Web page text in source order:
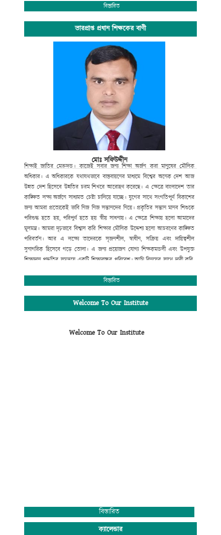
অপ্রতিরোধ্য অগ্রযাত্রায় এগিয়ে যাচ্ছে বাংলাদেশের শিক্ষা ব্যবস্থা। বিদ্যালয়ে গতানুগতিক
শিক্ষার্থীদের উৎসাহ প্রদানেও উক্ত শিক্ষাপ্রতিষ্ঠান বদ্ধপরিকর।
সাংস্কৃতিক বিকাশ, প্রগতিশীল চিন্তা, শৃঙ্খলা, নিরাপত্তা ও নিরবচ্ছিন্ন শান্তির মূল্যবোধকে
ধারণ করে আমাদের এই স্বাপ্নিক যাত্রায় সকল শিক্ষক, শিক্ষার্থী, অভিভাবক ও
গুণিজনসহ সংশ্লিষ্ট সকলের ঐকান্তিক সহযোগিতা প্রত্যাশা করছি। এই শিক্ষা প্রতিষ্ঠানের
সর্বাঙ্গীন উন্নতি ও ভবিষ্যৎ পরিকল্পনা রুপায়নে গঠনমূলক সমালোচনাসহ আপনাদের
মূল্যবান পরামর্শ ও সহযোগিতা আমাদের কাম্য।
গোকুলখালী মাধ্যমিক বিদ্যালয়
আলমডাঙ্গা, চুয়াডাঙ্গা।
বিস্তারিত
ভারপ্রাপ্ত প্রধান শিক্ষকের বাণী
মোঃ সফিউদ্দীন
শিক্ষাই জাতির মেরুদন্ড। কাজেই সবার জন্য শিক্ষা অর্জন করা মানুষের মৌলিক
অধিকার। এ অধিকারকে যথাযথভাবে বাস্তবায়নের মাধ্যমে বিশ্বের অনেক দেশ আজ
উন্নত দেশ হিসেবে উন্নতির চরম শিখরে আরোহণ করেছে। এ ক্ষেত্রে বাংলাদেশ তার
কাঙ্ক্ষিত লক্ষ্য অর্জনে সাধ্যমত চেষ্টা চালিয়ে যাচ্ছে। যুগের সাথে সংগতিপূর্ণ বিকাশের
জন্য আমরা প্রত্যেকেই ভাবি নিজ নিজ সন্তানদের নিয়ে। প্রকৃতির সন্তান মানব শিশুকে
পরিশুদ্ধ হতে হয়, পরিপুর্ণ হতে হয় স্বীয় সাধনায়। এ ক্ষেত্রে শিক্ষায় হলো আমাদের
মূলমন্ত্র। আমরা দৃঢ়ভাবে বিশ্বাস করি শিক্ষার মৌলিক উদ্দেশ্য হলো আচরণের কাঙ্ক্ষিত
পরিবর্তন। আর এ লক্ষ্যে তাদেরকে সৃজনশীল,স্বাধীন,সক্রিয় এবং দায়িত্বশীল
সুনাগরিক হিসেবে গড়ে তোলা। এ জন্য প্রয়োজন যোগ্য শিক্ষকমন্ডলী এবং উপযুক্ত
শিক্ষাদান পদ্ধতির সমন্বয়ে একটি শিক্ষাবান্ধব পরিবেশ। আমি বিনয়ের সাথে দাবী করি,
প্রতিষ্ঠানটিতে
প্রধান শিক্ষক (ভারপ্রাপ্ত)
বিস্তারিত
Welcome To Our Institute
Welcome To Our Institute
বিস্তারিত
ক্যালেন্ডার